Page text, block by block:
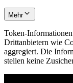
Mehr
Token-
Drittanbietern wie
aggregiert. Die
stellen keine